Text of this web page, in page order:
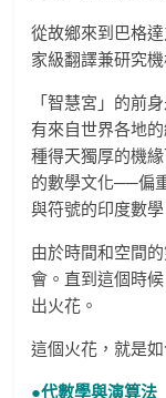
從故鄉來到巴格
家級翻譯兼研究
「智慧宮」的前
有來自世界各地
種得天獨厚的機
的數學文化──偏
與符號的印度數學
由於時間和空間
會。直到這個時
出火花。
這個火花，就是
●代數學與演算法